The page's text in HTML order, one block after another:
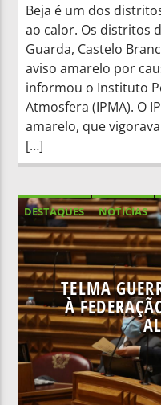
Beja é um dos
ao calor. Os distritos
Guarda, Castelo
aviso amarelo por
informou o Instituto
Atmosfera (IPMA). O
amarelo, que
[…]
DESTAQUES NOTICIAS
NOTÍCIAS NACIONAIS
TELMA
À